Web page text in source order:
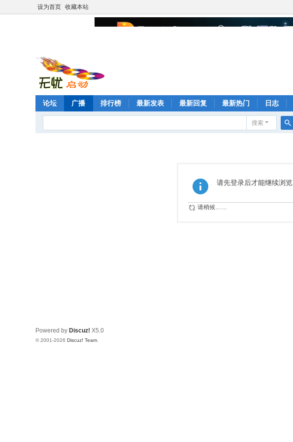
设为首页 收藏本站
论坛 广播 排行榜 最新发表 最新回复 最新热门 日志
搜索
请先登录后才能继续浏览
请稍候……
Powered by Discuz! X5.0
© 2001-2026 Discuz! Team